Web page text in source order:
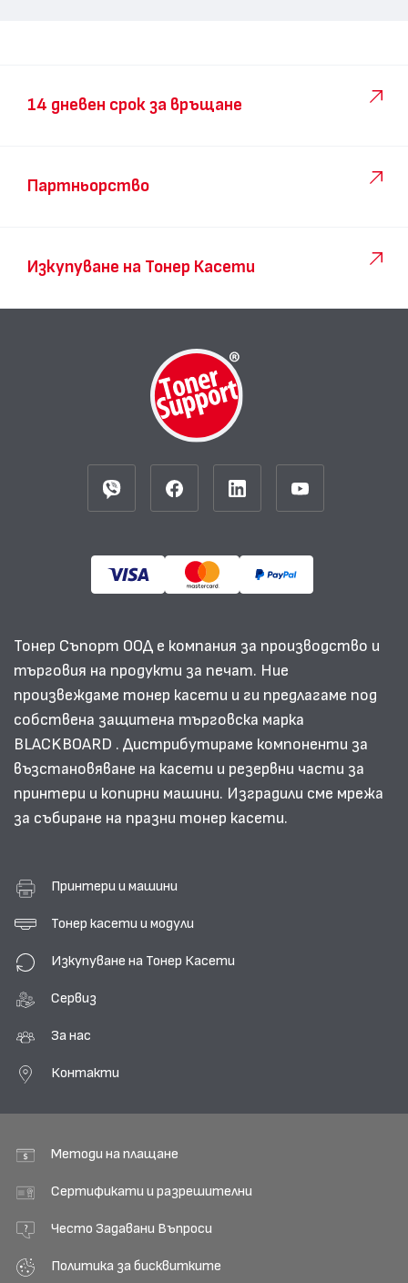
14 дневен срок за връщане
Партньорство
Изкупуване на Тонер Касети
Тонер Съпорт ООД е компания за производство и
търговия на продукти за печат. Ние
произвеждаме тонер касети и ги предлагаме под
собствена защитена търговска марка
BLACKBOARD . Дистрибутираме компоненти за
възстановяване на касети и резервни части за
принтери и копирни машини. Изградили сме мрежа
за събиране на празни тонер касети.
Принтери и машини
Тонер касети и модули
Изкупуване на Тонер Касети
Сервиз
За нас
Контакти
Методи на плащане
Сертификати и разрешителни
Често Задавани Въпроси
Политика за бисквитките